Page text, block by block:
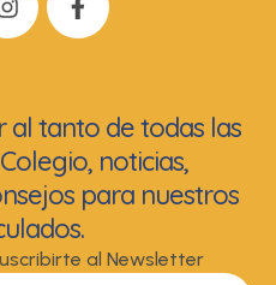
al tanto de todas las
noticias,
para nuestros
al Newsletter